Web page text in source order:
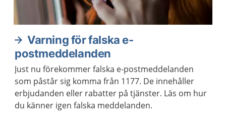
Varning för falska e-
postmeddelanden
Just nu förekommer falska e-postmeddelanden
som påstår sig komma från 1177. De innehåller
erbjudanden eller rabatter på tjänster. Läs om hur
du känner igen falska meddelanden.